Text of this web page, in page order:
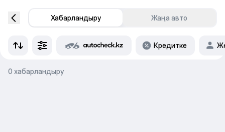
Хабарландыру Жаңа авто
Кредитке
0 хабарландыру